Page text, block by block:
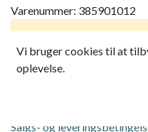
Varenummer: 385901012
Salgs- og
Vi bruger cookies til at
oplevelse.